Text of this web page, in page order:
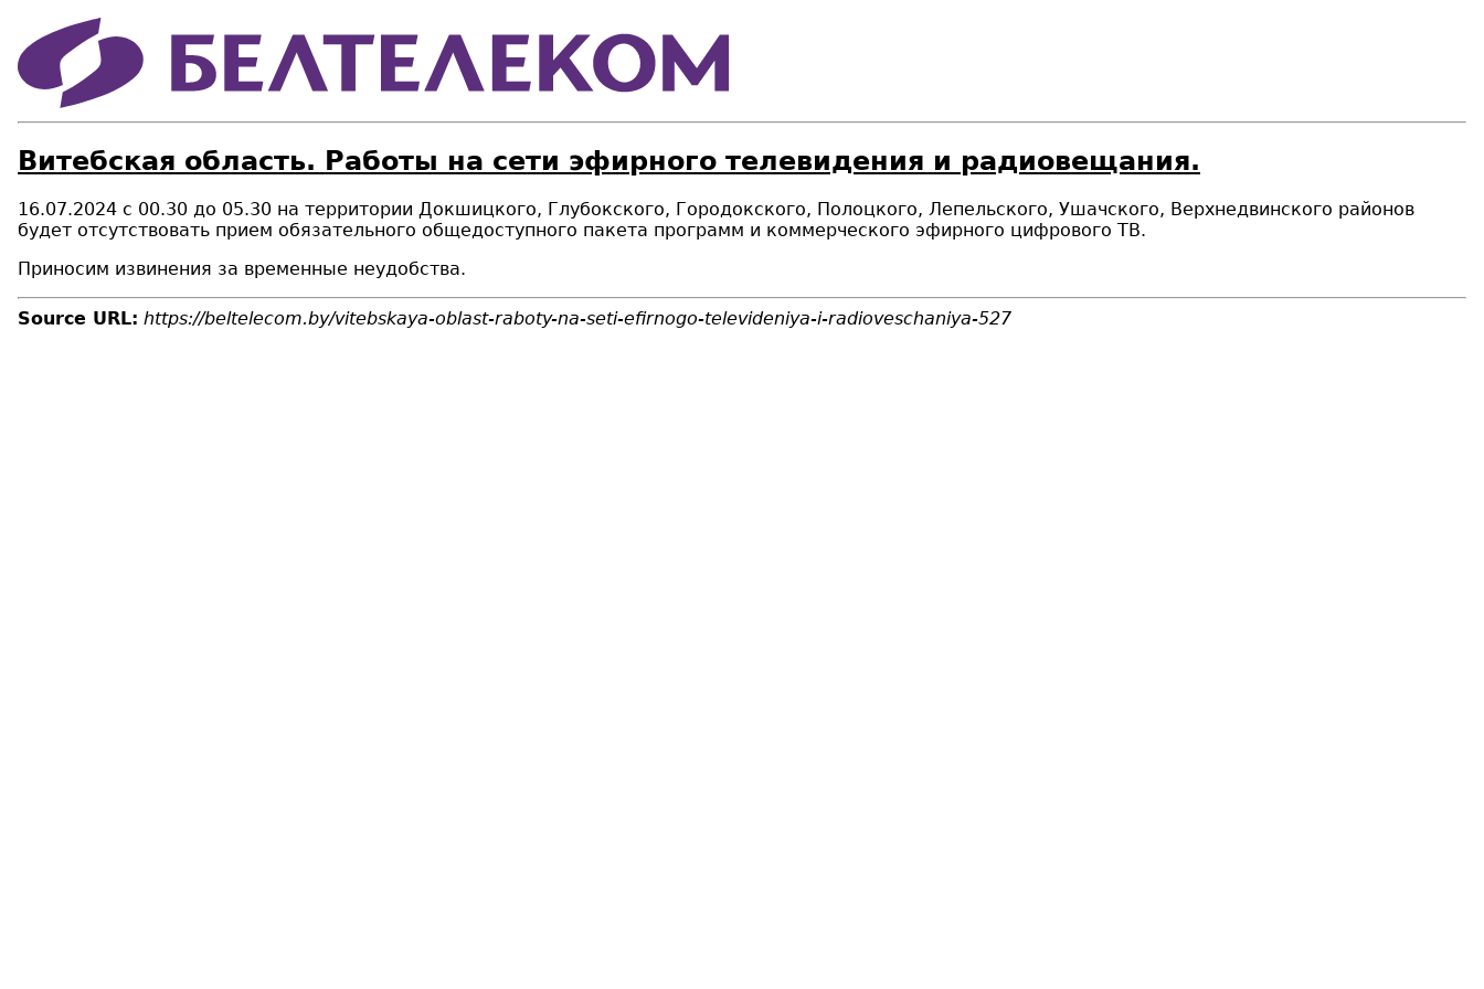
Витебская область. Работы на сети эфирного телевидения и радиовещания.
16.07.2024 с 00.30 до 05.30 на территории Докшицкого, Глубокского, Городокского, Полоцкого, Лепельского, Ушачского, Верхнедвинского районов
будет отсутствовать прием обязательного общедоступного пакета программ и коммерческого эфирного цифрового ТВ.
Приносим извинения за временные неудобства.
Source URL: https://beltelecom.by/vitebskaya-oblast-raboty-na-seti-efirnogo-televideniya-i-radioveschaniya-527